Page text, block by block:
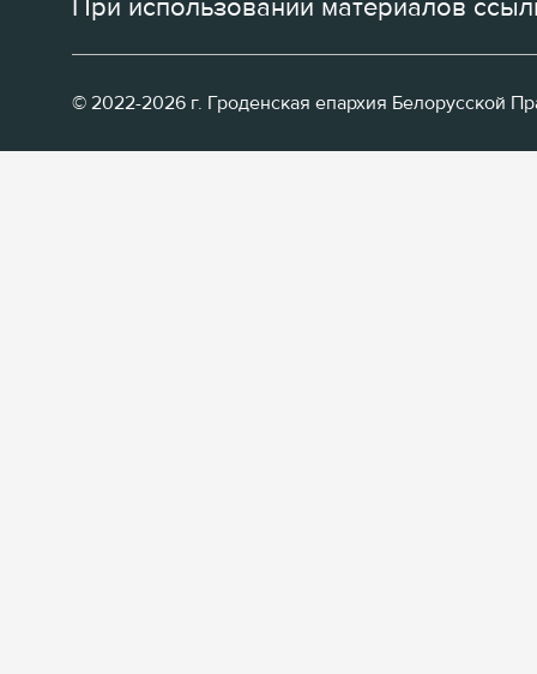
При использовании материалов
© 2022-2026 г. Гроденская епархия Белорусской